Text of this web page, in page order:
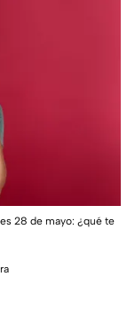
28 de mayo: ¿qué te